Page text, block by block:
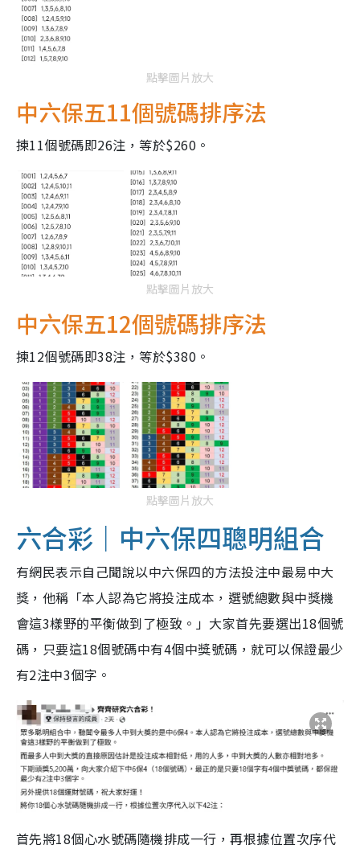
點擊圖片放大
中六保五11個號碼排序法
揀11個號碼即26注，等於$260。
點擊圖片放大
中六保五12個號碼排序法
揀12個號碼即38注，等於$380。
點擊圖片放大
六合彩｜中六保四聰明組合
有網民表示自己聞說以中六保四的方法投注中最易中大
獎，他稱「本人認為它將投注成本，選號總數與中獎機
會這3樣野的平衡做到了極致。」大家首先要選出18個號
碼，只要這18個號碼中有4個中獎號碼，就可以保證最少
有2注中3個字。
首先將18個心水號碼隨機排成一行，再根據位置次序代